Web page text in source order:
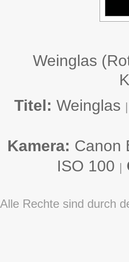
Weinglas
Titel: Weinglas |
Kamera: Canon
ISO 100 |
Alle Rechte sind durch